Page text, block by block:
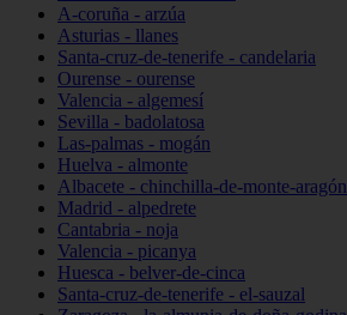
A-coruña - arzúa
Asturias - llanes
Santa-cruz-de-tenerife - candelaria
Ourense - ourense
Valencia - algemesí
Sevilla - badolatosa
Las-palmas - mogán
Huelva - almonte
Albacete - chinchilla-de-monte-aragón
Madrid - alpedrete
Cantabria - noja
Valencia - picanya
Huesca - belver-de-cinca
Santa-cruz-de-tenerife - el-sauzal